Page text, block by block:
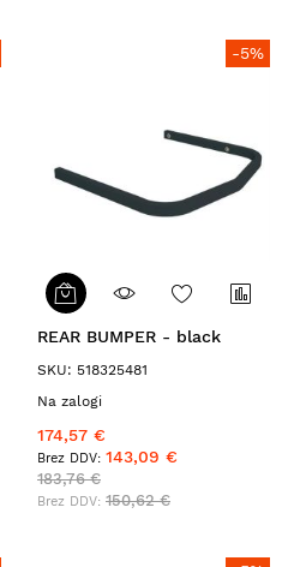
-5%
REAR BUMPER - black
SKU: 518325481
Na zalogi
174,57 €
143,09 €
183,76 €
150,62 €